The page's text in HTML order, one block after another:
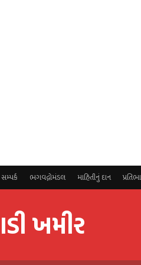
ભગવદ્ગોમંડલ માહિતીનું દાન
ખમીર